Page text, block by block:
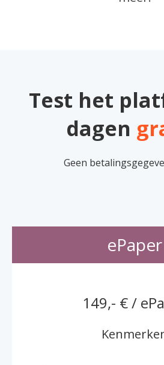
Test het
dagen
Geen
ePaper
149,- € /